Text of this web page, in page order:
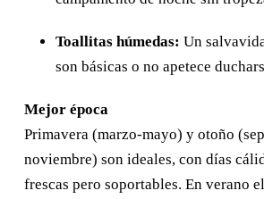
Toallitas húmedas: Un
son básicas o no apetece
Mejor época
Primavera (marzo-mayo) y otoño
noviembre) son ideales, con días
frescas pero soportables. En verano